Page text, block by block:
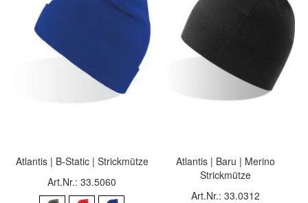
Atlantis | B-Static | Strickmütze
Art.Nr.: 33.5060
Atlantis | Baru | Merino
Strickmütze
Art.Nr.: 33.0312